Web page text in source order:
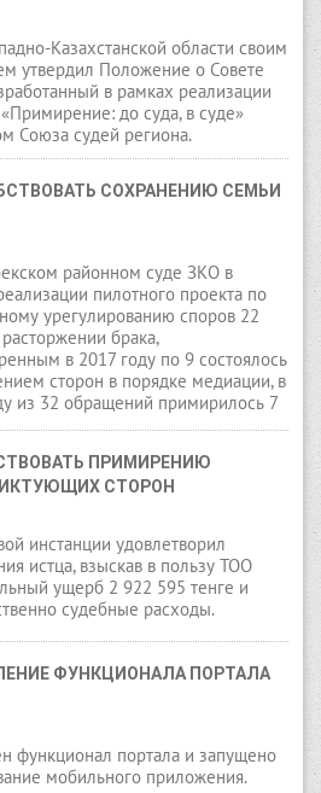
Казахстанской области своим
утвердил Положение о Совете
в рамках реализации
до суда, в суде»
Союза судей региона.
СОХРАНЕНИЮ СЕМЬИ
районном суде ЗКО в
пилотного проекта по
урегулированию споров 22
брака,
в 2017 году по 9 состоялось
сторон в порядке медиации, в
из 32 обращений примирилось 7
ПРИМИРЕНИЮ
СТОРОН
инстанции удовлетворил
истца, взыскав в пользу ТОО
ущерб 2 922 595 тенге и
судебные расходы.
ФУНКЦИОНАЛА ПОРТАЛА
функционал портала и запущено
мобильного приложения.